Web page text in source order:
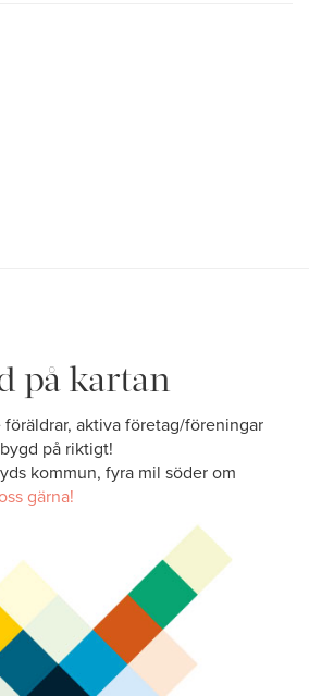
på kartan
aktiva företag/föreningar
på riktigt!
kommun, fyra mil söder om
gärna!